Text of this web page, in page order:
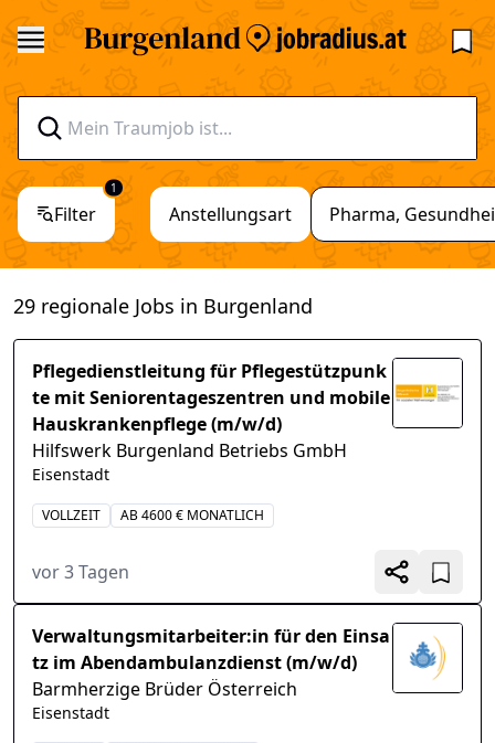
Filter
1
Anstellungsart Pharma,
29 regionale Jobs in Burgenland
Pflegedienstleitung für Pflegestützpunk
te mit Seniorentageszentren und mobile
Hauskrankenpflege (m/w/d)
Hilfswerk Burgenland Betriebs GmbH
Eisenstadt
VOLLZEIT AB 4600 € MONATLICH
vor 3 Tagen
Verwaltungsmitarbeiter:in für den Einsa
tz im Abendambulanzdienst (m/w/d)
Barmherzige Brüder Österreich
Eisenstadt